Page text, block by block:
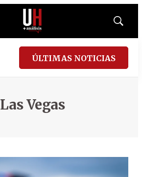
Mostrar
ÚLTIMAS NOTICIAS
Las Vegas